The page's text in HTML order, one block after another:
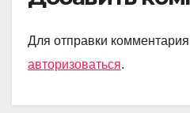
Для отправки
авторизоваться.